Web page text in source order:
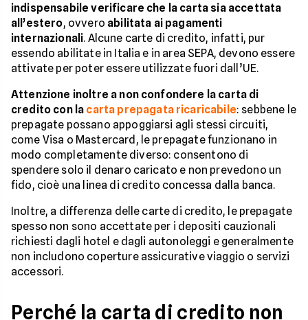
indispensabile verificare che la carta sia accettata
all’estero, ovvero abilitata ai pagamenti
internazionali. Alcune carte di credito, infatti, pur
essendo abilitate in Italia e in area SEPA, devono essere
attivate per poter essere utilizzate fuori dall’UE.
Attenzione inoltre a non confondere la carta di
credito con la carta prepagata ricaricabile: sebbene le
prepagate possano appoggiarsi agli stessi circuiti,
come Visa o Mastercard, le prepagate funzionano in
modo completamente diverso: consentono di
spendere solo il denaro caricato e non prevedono un
fido, cioè una linea di credito concessa dalla banca.
Inoltre, a differenza delle carte di credito, le prepagate
spesso non sono accettate per i depositi cauzionali
richiesti dagli hotel e dagli autonoleggi e generalmente
non includono coperture assicurative viaggio o servizi
accessori.
Perché la carta di credito non